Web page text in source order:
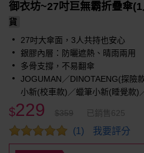
御衣坊~27吋巨無霸折疊傘
貨
27吋大傘面，3人共持也安心
銀膠內層：防曬遮熱、晴雨兩用
多骨支撐，不易翻傘
JOGUMAN／DINOTAENG(探險
小新(校車款)／蠟筆小新(睡覺款)
$229 $359 已銷售625
(1) 我要評分